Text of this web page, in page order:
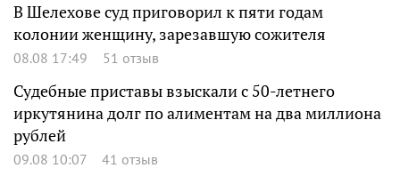
В Шелехове суд приговорил к пяти годам
колонии женщину, зарезавшую сожителя
08.08 17:49 51 отзыв
Судебные приставы взыскали с 50-летнего
иркутянина долг по алиментам на два миллиона
рублей
09.08 10:07 41 отзыв